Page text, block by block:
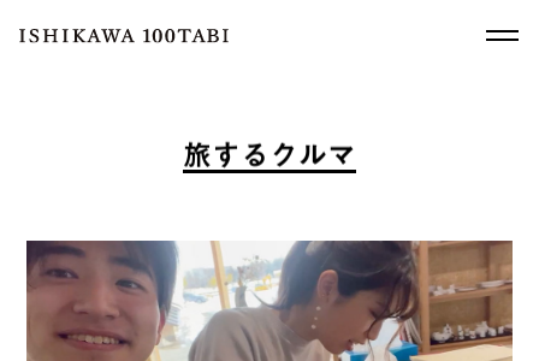
旅 す る ク ルマ